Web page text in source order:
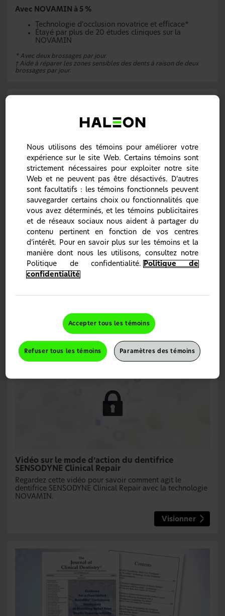
Avec NOVAMIN à 5 %
Technologie d’occlusion novatrice et efficace*
Étayé par plus de 20 études cliniques sur la
NOVAMIN
* Avec deux brossages par jour.
† Aide à réparer les zones sensibles des dents à raison de deux
brossages par jour.
Les patients présentant une hypersensibilité
dentinaire veulent une solution efficace et
durable
L’hypersensibilité dentinaire, ou les dents sensibles, peut
avoir d’importantes conséquences sur la
qualité de vie
liée à la santé bucco-dentaire des patients –et se
répercuter sur de nombreux aspects du quotidien
1-4
Pour obtenir un soulagement efficace et durable de
l’hypersensibilité dentinaire, il faut cibler la cause
profonde du problème en faisant appel à une
avec NOVAMIN : une technologie d’occlusion
novatrice et efficace*.
Vidéo sur le mode d’action du dentifrice
SENSODYNE Clinical Repair
Regardez cette vidéo pour savoir comment agit le
dentifrice SENSODYNE Clinical Repair avec la technologie
NOVAMIN.
Visionner
Nous utilisons des témoins pour améliorer votre
expérience sur le site Web. Certains témoins sont
strictement nécessaires pour exploiter notre site
Web et ne peuvent pas être désactivés. D’autres
sont facultatifs : les témoins fonctionnels peuvent
sauvegarder certains choix ou fonctionnalités que
vous avez déterminés, et les témoins publicitaires
et de réseaux sociaux nous aident à partager du
contenu pertinent en fonction de vos centres
d’intérêt. Pour en savoir plus sur les témoins et la
manière dont nous les utilisons, consultez notre
Politique de confidentialité.
Politique de
confidentialité
Accepter tous les témoins
Refuser tous les témoins Paramètres des témoins